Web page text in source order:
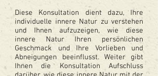
Diese Konsultation dient dazu, Ihre
individuelle innere Natur zu verstehen
und Ihnen aufzuzeigen, wie diese
innere Natur Ihren persönlichen
Geschmack und Ihre Vorlieben und
Abneigungen beeinflusst. Weiter gibt
Ihnen die Konsultation Aufschluss